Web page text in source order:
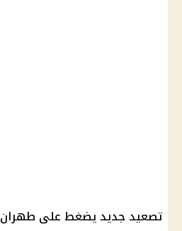
تصعيد جديد يضغط على طهران